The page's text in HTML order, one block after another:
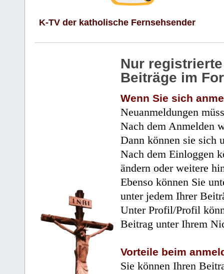
K-TV der katholische Fernsehsender
Nur
Beiträge im
Wenn Sie sich
Neuanmeldungen
Nach dem Anmelden
Dann können sie sich
Nach dem Einloggen
ändern oder weitere
Ebenso können Sie
unter jedem Ihrer
Unter Profil/Profil
Beitrag unter Ihrem
Vorteile beim
Sie können Ihren